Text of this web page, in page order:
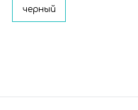
черный